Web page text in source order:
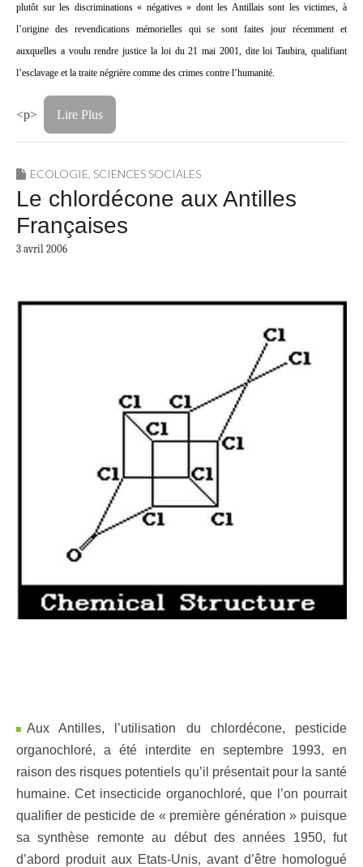
plutôt sur les discriminations « négatives » dont les Antillais sont les victimes, à
l’origine des revendications mémorielles qui se sont faites jour récemment et
auxquelles a voulu rendre justice la loi du 21 mai 2001, dite loi Taubira, qualifiant
l’esclavage et la traite négrière comme des crimes contre l’humanité.
<p> Lire Plus
ECOLOGIE SCIENCES SOCIALES
Le chlordécone aux Antilles
Françaises
3 avril 2006
Aux Antilles, l’utilisation du chlordécone, pesticide
organochloré, a été interdite en septembre 1993, en
raison des risques potentiels qu’il présentait pour la santé
humaine. Cet insecticide organochloré, que l’on pourrait
qualifier de pesticide de « première génération » puisque
sa synthèse remonte au début des années 1950, fut
d’abord produit aux Etats-Unis, avant d’être homologué